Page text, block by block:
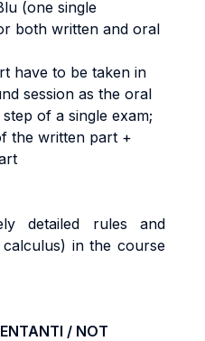
(one single
both written and oral
have to be taken in
session as the oral
of a single exam;
the written part +
detailed rules and
in the course
/ NOT